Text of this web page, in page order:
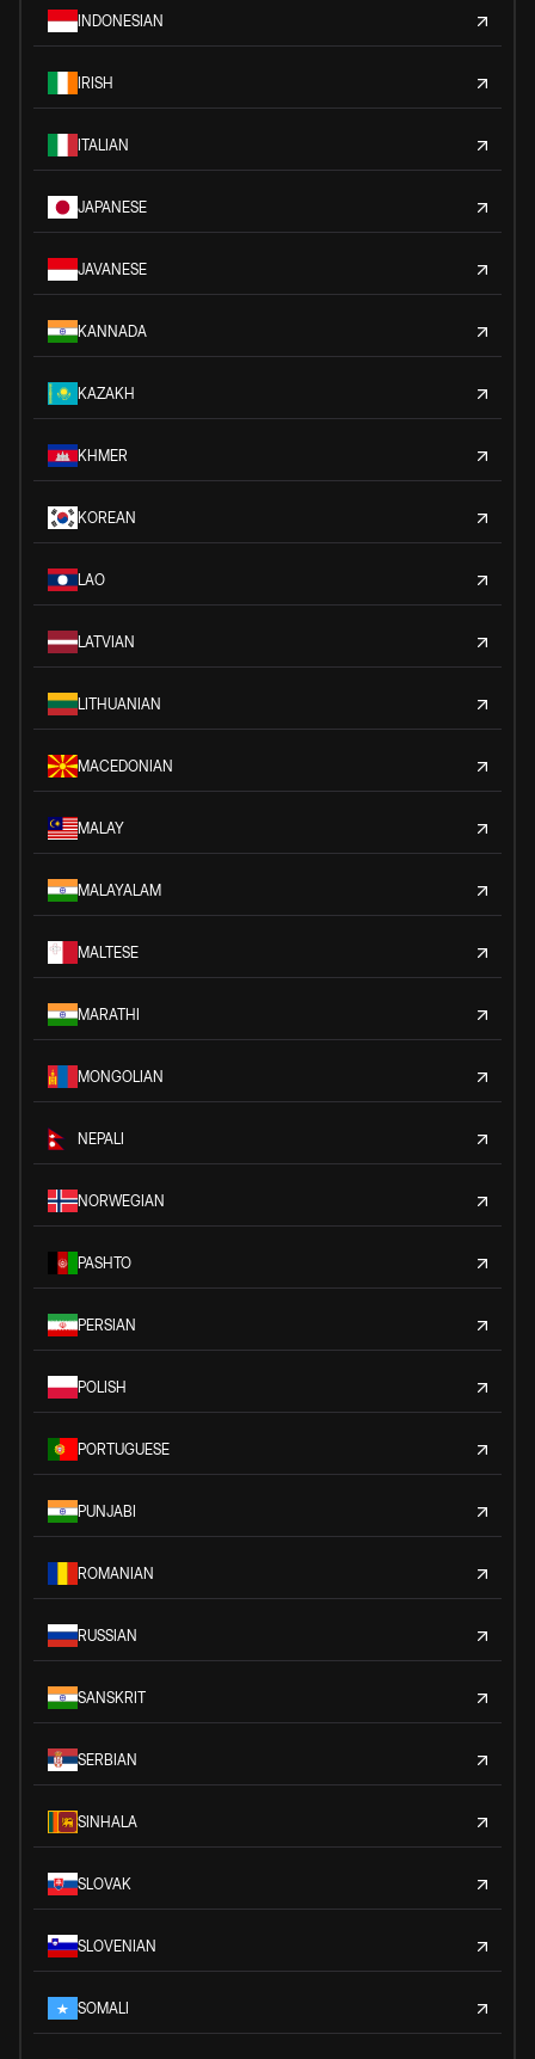
INDONESIAN
IRISH
ITALIAN
JAPANESE
JAVANESE
KANNADA
KAZAKH
KHMER
KOREAN
LAO
LATVIAN
LITHUANIAN
MACEDONIAN
MALAY
MALAYALAM
MALTESE
MARATHI
MONGOLIAN
NEPALI
NORWEGIAN
PASHTO
PERSIAN
POLISH
PORTUGUESE
PUNJABI
ROMANIAN
RUSSIAN
SANSKRIT
SERBIAN
SINHALA
SLOVAK
SLOVENIAN
SOMALI